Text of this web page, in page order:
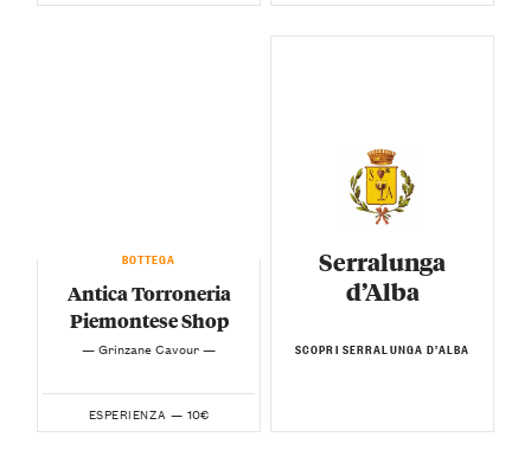
BOTTEGA
Antica Torroneria
Piemontese Shop
— Grinzane Cavour —
ESPERIENZA — 10€
Serralunga
d’Alba
SCOPRI SERRALUNGA D’ALBA